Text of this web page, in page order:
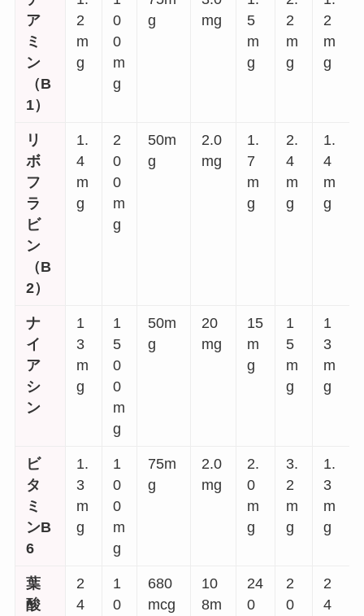
ア
ミ
ン
（B
1）
2
m
g
0
0
m
g
g
mg
5
m
g
2
m
g
2
m
g
リ
ボ
フ
ラ
ビ
ン
（B
2）
1.
4
m
g
2
0
0
m
g
50m
g
2.0
mg
1.
7
m
g
2.
4
m
g
1.
4
m
g
ナ
イ
ア
シ
ン
1
3
m
g
1
5
0
0
m
g
50m
g
20
mg
15
m
g
1
5
m
g
1
3
m
g
ビ
タ
ミ
ンB
6
1.
3
m
g
1
0
0
m
g
75m
g
2.0
mg
2.
0
m
g
3.
2
m
g
1.
3
m
g
葉
酸
2
4
1
0
680
mcg
10
8m
24
0
2
0
2
4